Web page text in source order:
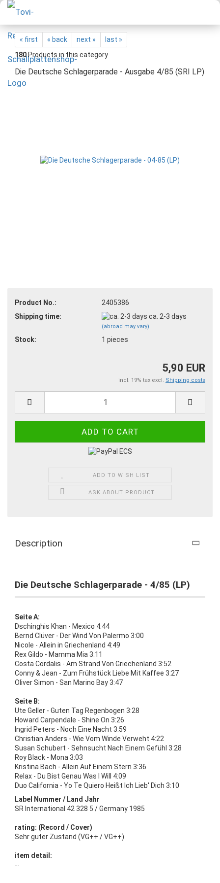
« first « back next »
last »
180Products in this category
Die Deutsche Schlagerparade - Ausgabe 4/85 (SRI LP)
Product No.:
2405386
Shipping time:
ca. 2-3 days
(abroad may vary)
Stock: 1 pieces
5,90 EUR
incl. 19% tax excl. Shipping costs
ADD TO WISH LIST
ASK ABOUT PRODUCT
Description
Die Deutsche Schlagerparade - 4/85 (LP)
Seite A:
Dschinghis Khan - Mexico 4:44
Bernd Clüver - Der Wind Von Palermo 3:00
Nicole - Allein in Griechenland 4:49
Rex Gildo - Mamma Mia 3:11
Costa Cordalis - Am Strand Von Griechenland 3:52
Conny & Jean - Zum Frühstück Liebe Mit Kaffee 3:27
Oliver Simon - San Marino Bay 3:47
Seite B:
Ute Geller - Guten Tag Regenbogen 3:28
Howard Carpendale - Shine On 3:26
Ingrid Peters - Noch Eine Nacht 3:59
Christian Anders - Wie Vom Winde Verweht 4:22
Susan Schubert - Sehnsucht Nach Einem Gefühl 3:28
Roy Black - Mona 3:03
Kristina Bach - Allein Auf Einem Stern 3:36
Relax - Du Bist Genau Was I Will 4:09
Duo California - Yo Te Quiero Heißt Ich Lieb' Dich 3:10
Label Nummer / Land Jahr
SR International 42 328 5 / Germany 1985
rating: (Record / Cover)
Sehr guter Zustand (VG++ / VG++)
item detail:
--